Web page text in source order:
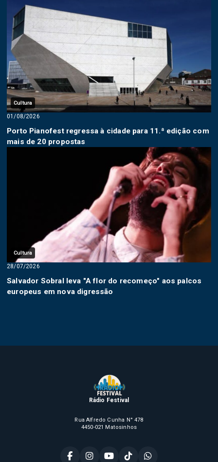
Cultura
01/08/2026
Porto Pianofest regressa à cidade para 11.ª edição com
mais de 20 propostas
Cultura
28/07/2026
Salvador Sobral leva "A flor do recomeço" aos palcos
europeus em nova digressão
Rádio Festival
Rua Alfredo Cunha N° 478
4450-021 Matosinhos